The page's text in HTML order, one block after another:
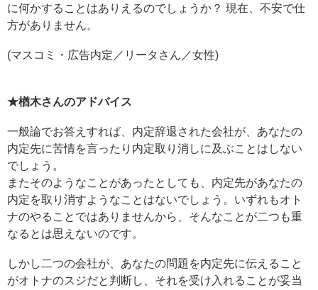
に何かすることはありえるのでしょうか？ 現在、不安で仕
方がありません。
(マスコミ・広告内定／リータさん／女性)
★楢木さんのアドバイス
一般論でお答えすれば、内定辞退された会社が、あなたの
内定先に苦情を言ったり内定取り消しに及ぶことはしない
でしょう。
またそのようなことがあったとしても、内定先があなたの
内定を取り消すようなことはないでしょう。いずれもオト
ナのやることではありませんから、そんなことが二つも重
なるとは思えないのです。
しかし二つの会社が、あなたの問題を内定先に伝えること
がオトナのスジだと判断し、それを受け入れることが妥当